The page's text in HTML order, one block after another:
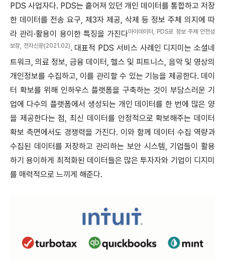
PDS 사업자다. PDS는 흩어져 있던 개인 데이터를 통합하고 저장
한 데이터를 전송 요구, 제3자 제공, 삭제 등 정보 주체 의지에 따
라 관리·활용이 용이한 특징을 가진다마이데이터, PDS로 정보 주체 안전성
보장, 전자신문(2021.02). 대표적 PDS 서비스 사례인 디지미는 소셜네
트워크, 의료 정보, 금융 데이터, 헬스 및 피트니스, 음악 및 영상의
개인정보를 수집하고, 이를 관리할 수 있는 기능을 제공한다. 데이
터 확보를 위해 인하우스 플랫폼을 구축하는 것이 부담스러운 기
업에 다수의 플랫폼에서 생성되는 개인 데이터를 한 번에 많은 양
을 제공한다는 점, 최신 데이터를 안정적으로 확보해주는 데이터
확보 측면에서도 경쟁력을 가진다. 이와 함께 데이터 수집 역량과
수집된 데이터를 저장하고 관리하는 보안 시스템, 기업들이 활용
하기 용이하게 최적화된 데이터들은 많은 투자자와 기업이 디지미
를 매력적으로 느끼게 해준다.